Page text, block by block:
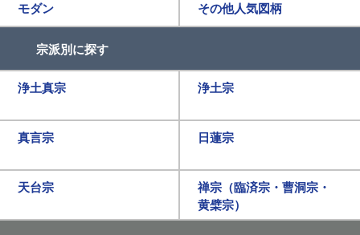
モダン その他人気図柄
宗派別に探す
浄土真宗 浄土宗
真言宗 日蓮宗
天台宗
禅宗（臨済宗・曹洞宗・
黄檗宗）